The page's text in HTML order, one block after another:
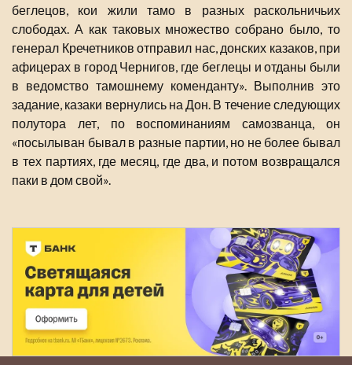
беглецов, кои жили тамо в разных раскольничьих
слободах. А как таковых множество собрано было, то
генерал Кречетников отправил нас, донских казаков, при
афицерах в город Чернигов, где беглецы и отданы были
в ведомство тамошнему коменданту». Выполнив это
задание, казаки вернулись на Дон. В течение следующих
полутора лет, по воспоминаниям самозванца, он
«посылыван бывал в разные партии, но не более бывал
в тех партиях, где месяц, где два, и потом возвращался
паки в дом свой».